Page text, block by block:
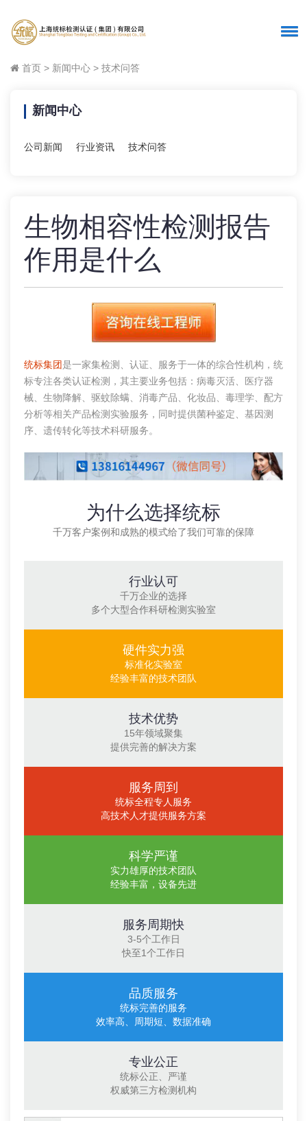
首页 > 新闻中心 > 技术问答
新闻中心
公司新闻 行业资讯 技术问答
生物相容性检测报告
作用是什么
统标集团是一家集检测、认证、服务于一体的综合性机构，统
标专注各类认证检测，其主要业务包括：病毒灭活、医疗器
械、生物降解、驱蚊除螨、消毒产品、化妆品、毒理学、配方
分析等相关产品检测实验服务，同时提供菌种鉴定、基因测
序、遗传转化等技术科研服务。
为什么选择统标
千万客户案例和成熟的模式给了我们可靠的保障
行业认可
千万企业的选择
多个大型合作科研检测实验室
硬件实力强
标准化实验室
经验丰富的技术团队
技术优势
15年领域聚集
提供完善的解决方案
服务周到
统标全程专人服务
高技术人才提供服务方案
科学严谨
实力雄厚的技术团队
经验丰富，设备先进
服务周期快
3-5个工作日
快至1个工作日
品质服务
统标完善的服务
效率高、周期短、数据准确
专业公正
统标公正、严谨
权威第三方检测机构